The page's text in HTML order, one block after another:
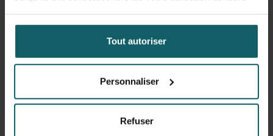
Tout autoriser
Personnaliser
Refuser
Health Systems and Disease Control
Health Policy and Systems Research
(cours de courte durée)
durée)